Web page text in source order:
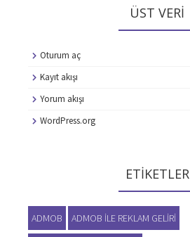
ÜST VERI
Oturum aç
Kayıt akışı
Yorum akışı
WordPress.org
ETIKETLER
ADMOB ADMOB ILE REKLAM GELIRI